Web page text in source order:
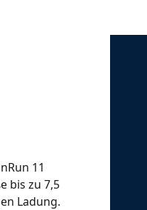
11
bis zu 7,5
Ladung.